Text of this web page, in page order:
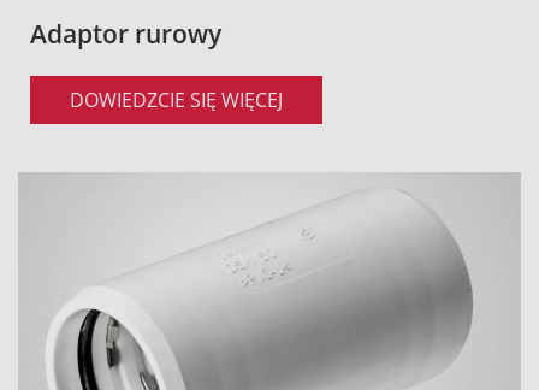
Adaptor rurowy
DOWIEDZCIE SIĘ WIĘCEJ